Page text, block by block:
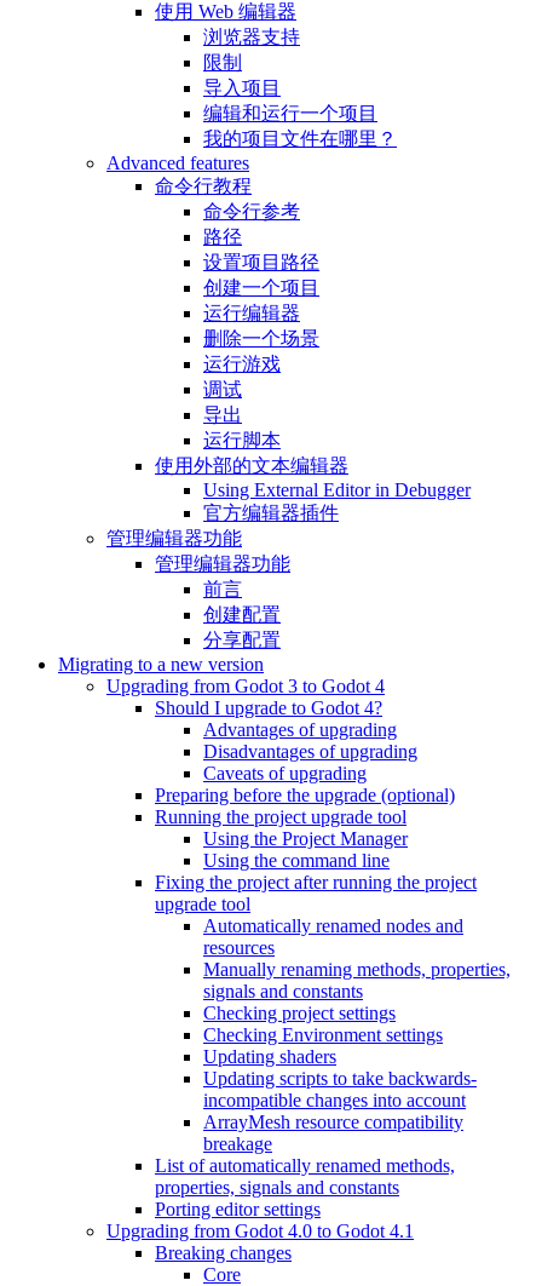
使用 Web 编辑器
浏览器支持
限制
导入项目
编辑和运行一个项目
我的项目文件在哪里？
Advanced features
命令行教程
命令行参考
路径
设置项目路径
创建一个项目
运行编辑器
删除一个场景
运行游戏
调试
导出
运行脚本
使用外部的文本编辑器
Using External Editor in Debugger
官方编辑器插件
管理编辑器功能
管理编辑器功能
前言
创建配置
分享配置
Migrating to a new version
Upgrading from Godot 3 to Godot 4
Should I upgrade to Godot 4?
Advantages of upgrading
Disadvantages of upgrading
Caveats of upgrading
Preparing before the upgrade (optional)
Running the project upgrade tool
Using the Project Manager
Using the command line
Fixing the project after running the project
upgrade tool
Automatically renamed nodes and
resources
Manually renaming methods, properties,
signals and constants
Checking project settings
Checking Environment settings
Updating shaders
Updating scripts to take backwards-
incompatible changes into account
ArrayMesh resource compatibility
breakage
List of automatically renamed methods,
properties, signals and constants
Porting editor settings
Upgrading from Godot 4.0 to Godot 4.1
Breaking changes
Core